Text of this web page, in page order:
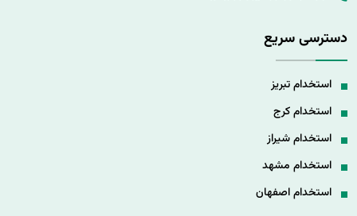
دسترسی سریع
استخدام تبریز
استخدام کرج
استخدام شیراز
استخدام مشهد
استخدام اصفهان